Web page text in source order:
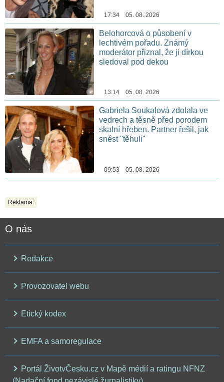
17:34 05. 08. 2026
Belohorcová o působení v
lechtivém pořadu. Známý
moderátor přiznal, že ji dírkou
sledoval pod dekou
13:14 05. 08. 2026
Gabriela Soukalová zdolala ve
vedrech a těsně před porodem
skalní hřeben. Partner řešil, jak
snést "těhuli"
09:53 05. 08. 2026
Reklama:
O nás
Redakce
Provozovatel webu
Etický kodex
EMFA a samoregulace
Portál ŽivotvČesku.cz v Mapě médií a ratingu NFNZ